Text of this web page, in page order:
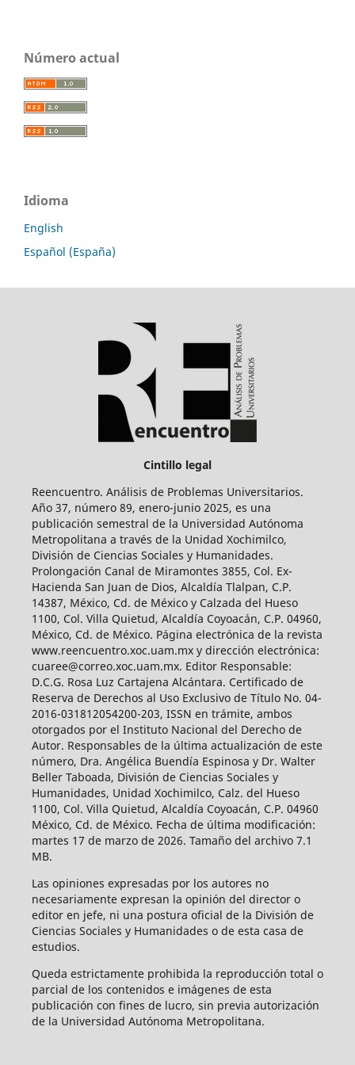
Número actual
Idioma
English
Español (España)
Cintillo legal
Reencuentro. Análisis de Problemas Universitarios.
Año 37, número 89, enero-junio 2025, es una
publicación semestral de la Universidad Autónoma
Metropolitana a través de la Unidad Xochimilco,
División de Ciencias Sociales y Humanidades.
Prolongación Canal de Miramontes 3855, Col. Ex-
Hacienda San Juan de Dios, Alcaldía Tlalpan, C.P.
14387, México, Cd. de México y Calzada del Hueso
1100, Col. Villa Quietud, Alcaldía Coyoacán, C.P. 04960,
México, Cd. de México. Página electrónica de la revista
www.reencuentro.xoc.uam.mx y dirección electrónica:
cuaree@correo.xoc.uam.mx. Editor Responsable:
D.C.G. Rosa Luz Cartajena Alcántara. Certificado de
Reserva de Derechos al Uso Exclusivo de Título No. 04-
2016-031812054200-203, ISSN en trámite, ambos
otorgados por el Instituto Nacional del Derecho de
Autor. Responsables de la última actualización de este
número, Dra. Angélica Buendía Espinosa y Dr. Walter
Beller Taboada, División de Ciencias Sociales y
Humanidades, Unidad Xochimilco, Calz. del Hueso
1100, Col. Villa Quietud, Alcaldía Coyoacán, C.P. 04960
México, Cd. de México. Fecha de última modificación:
martes 17 de marzo de 2026. Tamaño del archivo 7.1
MB.
Las opiniones expresadas por los autores no
necesariamente expresan la opinión del director o
editor en jefe, ni una postura oficial de la División de
Ciencias Sociales y Humanidades o de esta casa de
estudios.
Queda estrictamente prohibida la reproducción total o
parcial de los contenidos e imágenes de esta
publicación con fines de lucro, sin previa autorización
de la Universidad Autónoma Metropolitana.